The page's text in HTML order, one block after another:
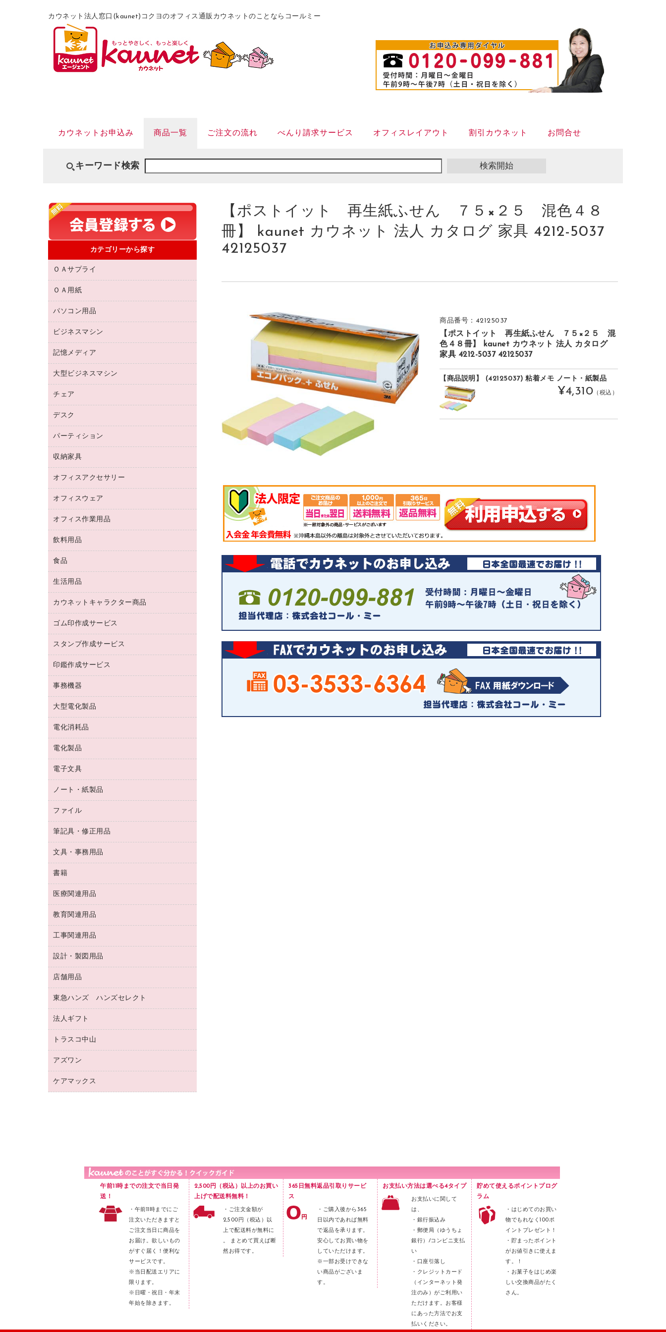
カウネット法人窓口(kaunet)コクヨのオフィス通販カウネットのことならコールミー
カウネットお申込み 商品一覧 ご注文の流れ べんり請求サービス オフィスレイアウト 割引カウネット お問合せ
キーワード検索
【ポストイット 再生紙ふせん ７５×２５ 混色４８
冊】 kaunet カウネット 法人 カタログ 家具 4212-5037
42125037
商品番号：42125037
【ポストイット 再生紙ふせん ７５×２５ 混
色４８冊】 kaunet カウネット 法人 カタログ
家具 4212-5037 42125037
【商品説明】 (42125037) 粘着メモ ノート・紙製品
¥4,310 （税込）
カテゴリーから探す
ＯＡサプライ
互換インクカートリッジ
リサイクルトナー（プール方式）
リサイクルインクカートリッジ
プリンタ用リボン
トナーカートリッジ
コピートナー
インクカートリッジ
ＯＡ用紙
名刺用紙
ワープロ用紙
ラベル用紙
プロッター用紙
ハガキ用紙
その他コピー用紙・プリンタ用紙
コピー用紙
パソコン用品
パソコン周辺機器
マウスパッド
マウス
パソコンバッグ／収納用品
ネットワーク／ＬＡＮ機器
ネットワーク／ＬＡＮアクセサリー
セキュリティ用品
ＵＳＢハブ／ＵＳＢアクセサリー
ＯＡフィルター
ＯＡクリーナー／エアダスター
ＨＤＤ／ＳＳＤ
ディスプレイモニター
ビジネスマシン
電話機
レーザープリンタ／複合機
メモリーカード
プロジェクタ
ファクシミリ
デジタルカメラ
スキャナー
コピー機
記憶メディア
ブルーレイディスク
ＣＤ－ＲＷ
ＣＤ－Ｒ
メディア収納用品
大型ビジネスマシン
プリンタ
チェア
応接イス・ベンチ
オフィスチェア
デスク
ミーティングテーブル
デスク
カウンター
パーティション
ホワイトボード・黒板
収納家具
保管庫・書庫
ロッカー・下駄箱
その他収納
オフィスアクセサリー
オフィスアクセサリー
オフィスウェア
医療・介護・ワーキングウェア
ブラウス・シャツ
アウター
オフィス作業用品
養生用品
防災用備蓄食品・飲料
台車・脚立
倉庫収納用品
作業用雑貨
梱包用品
梱包用テープ
園芸用品
ペット用品
飲料用品
緑茶飲料
茶葉・インスタント
紅茶・バラエティ飲料
レギュラーコーヒー
ミルク・シュガー
ソフトドリンク
コーヒーメーカー・備品
インスタントコーヒー
食品
食品
生活用品
浴室用品
台所用洗剤
掃除用品
掃除用洗剤
洗濯用品
消臭・芳香剤
殺虫剤
飲食用消耗品
ハンドソープ・石鹸
トイレ用品
トイレ用洗剤
ティッシュペーパー
ダストボックス
タオル・アメニティ用品
スリッパ・サンダル・シューズ
スポーツ・レジャー用品
ゴミ袋
キッチン用品
食品添加物製品
カウネットキャラクター商品
カウネットキャラクター商品
ゴム印作成サービス
ゴム印作成サービス
ゴム印（一行印）作成サービス
ゴム印（フリーサイズ印）作成サービス
スタンプ作成サービス
シヤチハタスタンプ作成サービス
カウネットスタンプ作成サービス
印鑑作成サービス
印鑑作成サービス
事務機器
大型シュレッダー（共配）
レーザーポインター
ラミネートフィルム
ラミネータ
タイムレコーダー
シュレッダ
ＯＨＰ用品
大型電化製品
冷蔵庫・キッチン・調理家電
テレビ・ＡＶ機器
電化消耗品
電球・蛍光灯
乾電池・充電池
フィルム・カメラ用品
デスクライト
アルバム
電化製品
掃除機・クリーナー
空調・季節家電
その他電化製品
キッチン・調理家電
ＯＡタップ／延長コード
電子文具
電卓
ラベルテープ
その他電子文具
ノート・紙製品
封筒
伝票
典礼用品
帳簿
額縁
各種用紙
ルーズリーフ
ファイル
名刺整理用品
板目表紙・綴込表紙
背幅が伸びるファイル
統一伝票用ファイル
収納保存用品
レターファイル
リングファイル
プレゼン用ファイル
ファイルボックス
パイプ式ファイル
その他ファイル
クリヤーホルダー
クリヤーブック（差替式）
クリヤーブック（固定式）
２穴リフィル・２穴インデックス
筆記具・修正用品
万年筆
消しゴム
修正液・修正ペン
修正テープ
鉛筆
マーキングペン（油性）
マーキングペン（水性）
ボールペン（油性）
ボールペン（ゲルインク）
シャープペンシル用替芯
文具・事務用品
輪ゴム
両面テープ
名札
保管・整理用品
壁面／足元収納
備品／小物ケース
透明テープ 事務用
電話台
針なしステープラー
紙めくり
裁断機
レターケース
ラベル類
メンディングテープ
メッシュケース／ペンケース
ブックエンド／ブックスタンド
書籍
パソコンソフト
医療関連用品
保健用品
使い捨て手袋
感染症対策用品
介護用品
医療関連用品
品）
教育関連用品
教育関連用品
工事関連用品
工事関連用品
設計・製図用品
設計・製図用品
店舗用品
店舗運営用品
陳列什器
紙手提げ袋
レジ・ポリ袋
ディスプレイ用品
カウンター／お会計用品
東急ハンズ ハンズセレクト
東急ハンズ
法人ギフト
高島屋
高島屋（食品・飲料）
カウネットギフト（食品・飲料）
トラスコ中山
建築・作業用品
アズワン
医療・介護用品（食品・飲料・食添製
品）
ケアマックス
午前11時までの注文で当日発
送！
・午前11時までにご
注文いただきますと
ご注文当日に商品を
お届け。欲しいもの
がすぐ届く！便利な
サービスです。
※当日配送エリアに
限ります。
※日曜・祝日・年末
年始を除きます。
2,500円（税込）以上のお買い
上げで配送料無料！
・ご注文金額が
2,500円（税込）以
上で配送料が無料に
。 まとめて買えば断
然お得です。
365日無料返品引取りサービ
ス
・ご購入後から365
日以内であれば無料
で返品を承ります。
安心してお買い物を
していただけます。
※一部お受けできな
い商品がございま
す。
お支払い方法は選べる4タイプ
お支払いに関して
は、
・銀行振込み
・郵便局（ゆうちょ
銀行）/コンビニ支払
い
・口座引落し
・クレジットカード
（インターネット発
注のみ）がご利用い
ただけます。お客様
にあった方法でお支
払いください。
貯めて使えるポイントプログ
ラム
・はじめてのお買い
物でもれなく100ポ
イントプレゼント！
・貯まったポイント
がお値引きに使えま
す。！
・お菓子をはじめ楽
しい交換商品がたく
さん。